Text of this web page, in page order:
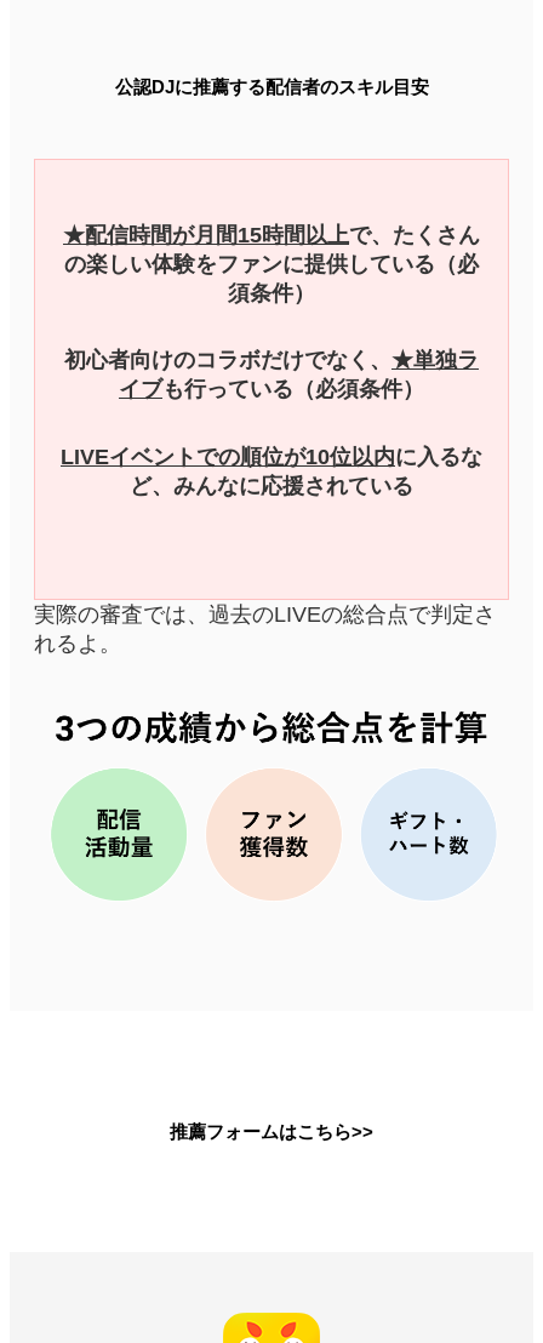
公認DJに推薦する配信者のスキル目安
★配信時間が月間15時間以上で、たくさん
の楽しい体験をファンに提供している（必
須条件）
初心者向けのコラボだけでなく、 ★単独ラ
イブも行っている（必須条件）
LIVEイベントでの順位が10位以内に入るな
ど、みんなに応援されている
実際の審査では、過去のLIVEの総合点で判定さ
れるよ。
推薦フォームはこちら>>